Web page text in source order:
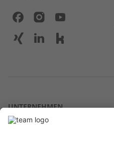
UNTERNEHMEN
Über uns